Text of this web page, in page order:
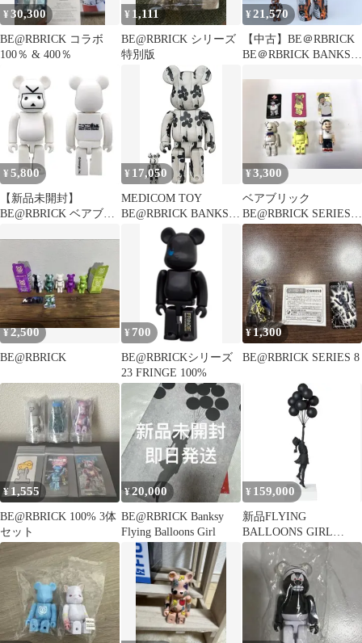
¥30,300
BE@RBRICK コラボ
100％ & 400％
¥ 1,111
BE@RBRICK シリーズ
特別版
¥21,570
【中古】BE＠RBRICK
BE＠RBRICK BANKSY
ンクシー ベアブリッ
ク[17][240017750086]
¥ 5,800
【新品未開封】
BE@RBRICK ベアブリ
¥ 17,050
MEDICOM TOY
BE@RBRICK BANKSY
FLYING BALLOONS
GIRL 100%&400% メデ
ィコムトイ バンクシー
フライングバルーンガ
ールベアブリック 心斎
¥3,300
ベアブリック
BE@RBRICK SERIES
33 3体セット付属カー
ド付
¥2,500
BE@RBRICK
¥ 700
BE@RBRICKシリーズ
23 FRINGE 100%
¥1,300
BE@RBRICK SERIES 8
¥ 1,555
BE@RBRICK 100% 3体
セット
¥20,000
BE@RBRICK Banksy
Flying Balloons Girl
¥ 159,000
新品FLYING
BALLOONS GIRL
BLACK GESSO VER